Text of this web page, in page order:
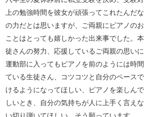
上の勉強時間を彼女が頑張ってこれたんだ
の力だとは思いますが、ご両親にピアノの
ことはとっても嬉しかった出来事でした。
徒さんの努力、応援しているご両親の思いに
運動部に入ってもピアノを前のようには時
ている生徒さん、コツコツと自分のペース
けるようになってほしい、ピアノを楽しん
しいとき、自分の気持ちが人に上手く言え